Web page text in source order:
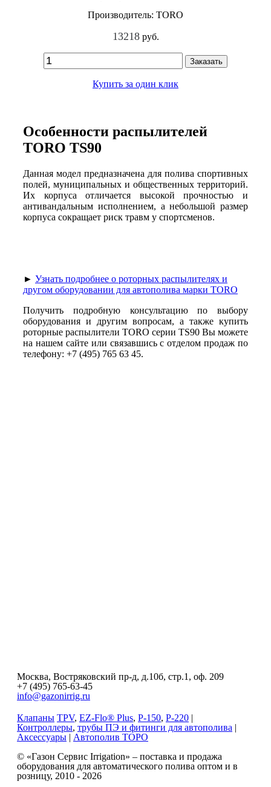
Производитель: TORO
13218руб.
Заказать
Купить за один клик
Особенности распылителей
TORO TS90
Данная модел предназначена для полива спортивных
полей, муниципальных и общественных территорий.
Их корпуса отличается высокой прочностью и
антивандальным исполнением, а небольшой размер
корпуса сокращает риск травм у спортсменов.
► Узнать подробнее о роторных распылителях и
другом оборудовании для автополива марки TORO
Получить подробную консультацию по выбору
оборудования и другим вопросам, а также купить
роторные распылители TORO серии TS90 Вы можете
на нашем сайте или связавшись с отделом продаж по
телефону: +7 (495) 765 63 45.
Москва, Востряковский пр-д, д.10б, стр.1, оф. 209
+7 (495) 765-63-45
info@gazonirrig.ru
Клапаны TPV, EZ-Flo® Plus, P-150, P-220 |
Контроллеры, трубы ПЭ и фитинги для автополива |
Аксессуары | Автополив ТОРО
© «Газон Сервис Irrigation» – поставка и продажа
оборудования для автоматического полива оптом и в
розницу, 2010 - 2026